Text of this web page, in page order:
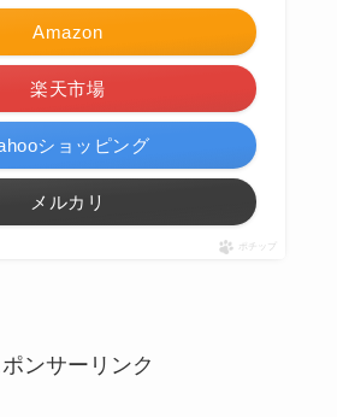
Amazon
楽天市場
ショッピング
メルカリ
ポチップ
ポンサーリンク